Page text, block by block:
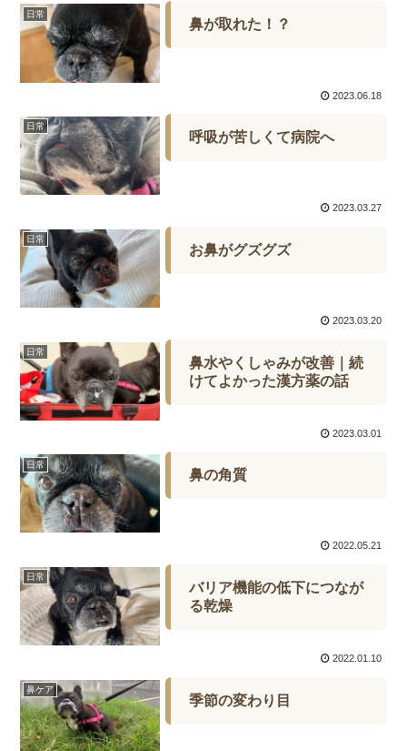
日常
鼻が取れた！？
2023.06.18
日常
呼吸が苦しくて病院へ
2023.03.27
日常
お鼻がグズグズ
2023.03.20
日常
鼻水やくしゃみが改善｜続
けてよかった漢方薬の話
2023.03.01
日常
鼻の角質
2022.05.21
日常
バリア機能の低下につなが
る乾燥
2022.01.10
鼻ケア
季節の変わり目